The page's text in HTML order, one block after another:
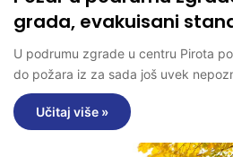
grada, evakuisani
U podrumu zgrade u centru Pirota
do požara iz za sada još uvek
Učitaj više »